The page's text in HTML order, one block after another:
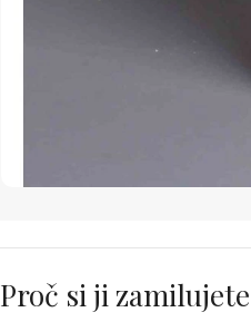
Proč si ji zamilujete